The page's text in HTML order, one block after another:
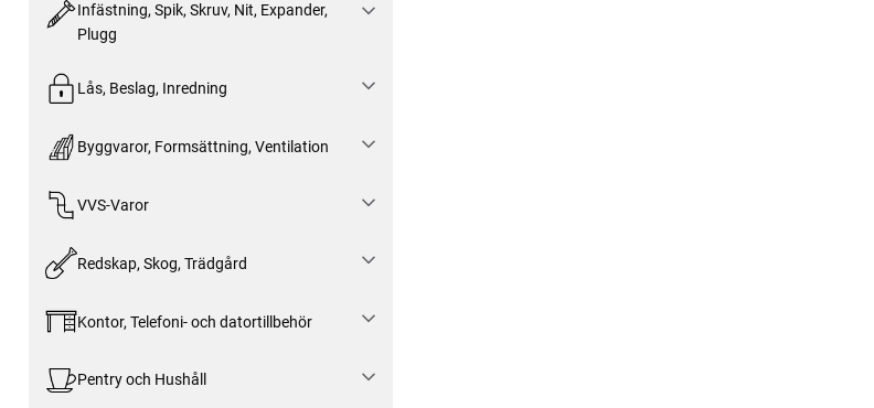
Infästning, Spik, Skruv, Nit, Expander,
Plugg
Lås, Beslag, Inredning
Byggvaror, Formsättning, Ventilation
VVS-Varor
Redskap, Skog, Trädgård
Kontor, Telefoni- och datortillbehör
Pentry och Hushåll